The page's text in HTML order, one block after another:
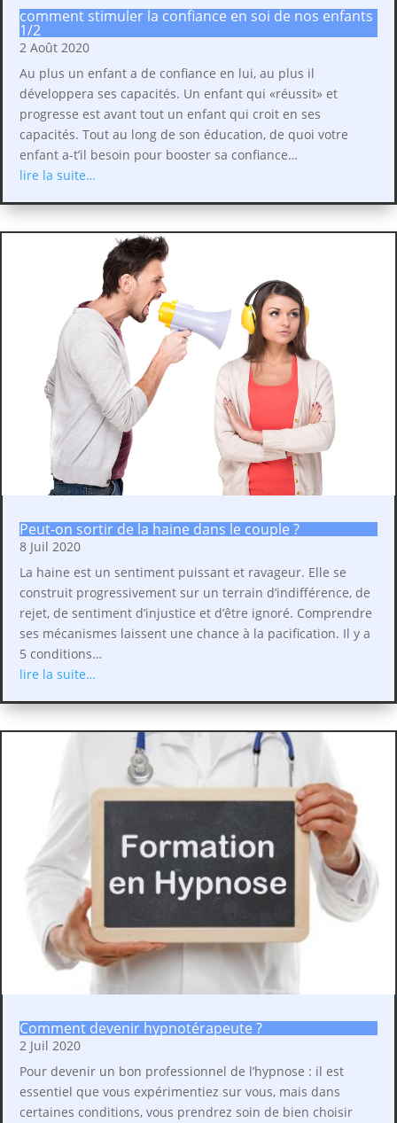
comment stimuler la confiance en soi de nos enfants
1/2
2 Août 2020
Au plus un enfant a de confiance en lui, au plus il
développera ses capacités. Un enfant qui «réussit» et
progresse est avant tout un enfant qui croit en ses
capacités. Tout au long de son éducation, de quoi votre
enfant a-t’il besoin pour booster sa confiance…
lire la suite…
Peut-on sortir de la haine dans le couple ?
8 Juil 2020
La haine est un sentiment puissant et ravageur. Elle se
construit progressivement sur un terrain d’indifférence, de
rejet, de sentiment d’injustice et d’être ignoré. Comprendre
ses mécanismes laissent une chance à la pacification. Il y a
5 conditions…
lire la suite…
Comment devenir hypnotérapeute ?
2 Juil 2020
Pour devenir un bon professionnel de l’hypnose : il est
essentiel que vous expérimentiez sur vous, mais dans
certaines conditions, vous prendrez soin de bien choisir